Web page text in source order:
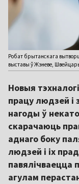
Робат брытанскага
выставы ў Жэневе,
Новыя
працу людзей і
нагоды ў
скарачаюць
аднаго боку
людзей і іх
павялічваецца
агулам